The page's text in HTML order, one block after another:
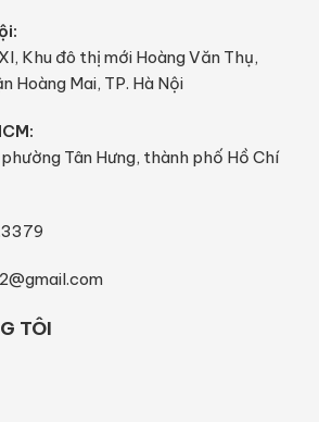
Khu đô thị mới Hoàng Văn Thụ,
Hoàng Mai, TP. Hà Nội
Tân Hưng, thành phố Hồ Chí
TÔI